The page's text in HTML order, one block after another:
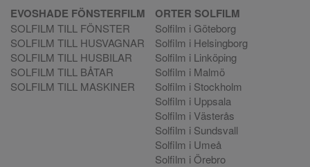
EVOSHADE FÖNSTERFILM
SOLFILM TILL FÖNSTER
SOLFILM TILL HUSVAGNAR
SOLFILM TILL HUSBILAR
SOLFILM TILL BÅTAR
SOLFILM TILL MASKINER
ORTER SOLFILM
Solfilm i Göteborg
Solfilm i Helsingborg
Solfilm i Linköping
Solfilm i Malmö
Solfilm i Stockholm
Solfilm i Uppsala
Solfilm i Västerås
Solfilm i Sundsvall
Solfilm i Umeå
Solfilm i Örebro